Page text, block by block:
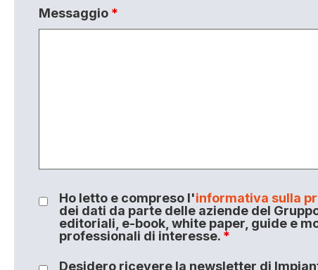
Messaggio *
Ho letto e compreso l'informativa sulla
dei dati da parte delle aziende del
editoriali, e-book, white paper, guide e
professionali di interesse. *
Desidero ricevere la newsletter di